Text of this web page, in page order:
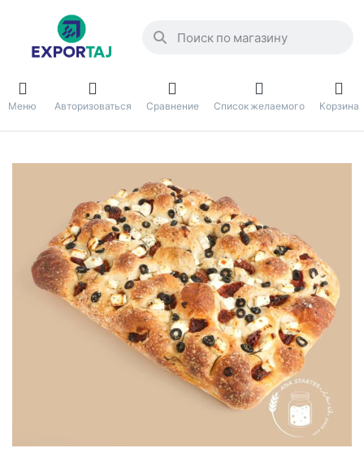
Меню Авторизоваться Сравнение Список желаемого Корзина